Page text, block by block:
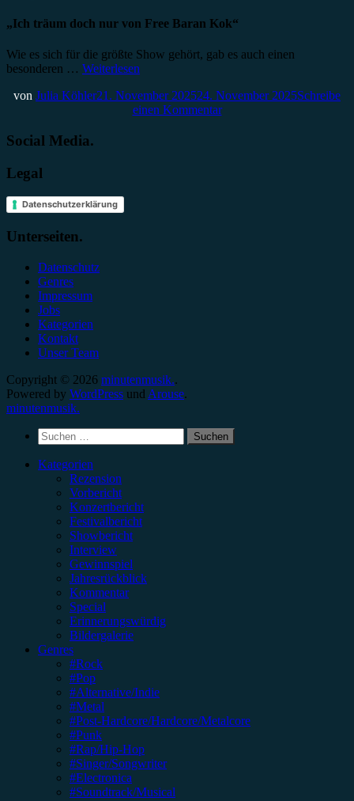
„Ich träum doch nur von Free Baran Kok“
Wie es sich für die größte Show gehört, gab es auch einen
besonderen … Weiterlesen
von Julia Köhler21. November 202524. November 2025Schreibe
einen Kommentar
Social Media.
Legal
Datenschutzerklärung
Unterseiten.
Datenschutz
Genres
Impressum
Jobs
Kategorien
Kontakt
Unser Team
Copyright © 2026 minutenmusik..
Powered by WordPress und Arouse.
minutenmusik.
Suchen
nach:
Kategorien
Rezension
Vorbericht
Konzertbericht
Festivalbericht
Showbericht
Interview
Gewinnspiel
Jahresrückblick
Kommentar
Special
Erinnerungswürdig
Bildergalerie
Genres
#Rock
#Pop
#Alternative/Indie
#Metal
#Post-Hardcore/Hardcore/Metalcore
#Punk
#Rap/Hip-Hop
#Singer/Songwriter
#Electronica
#Soundtrack/Musical